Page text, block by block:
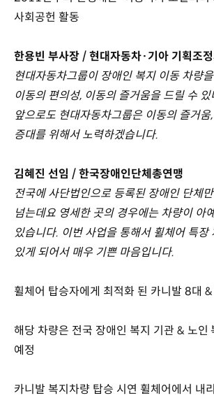
사회공헌 활동
한용빈 부사장 / 현대자동차·기아 기획조
현대자동차그룹이 장애인 복지 이동 차량
이동의 편의성, 이동의 즐거움을 드릴 수
앞으로도 현대자동차그룹은 이동의 즐거
증대를 위해서 노력하겠습니다.
김혜진 선임 / 한국장애인단체총연맹
전국에 사단법인으로 등록된 장애인 단체
넘는데요 영세한 곳의 경우에는 차량이 아
있습니다. 이번 사업을 통해서 휠체어 특장
있게 되어서 매우 기쁜 마음입니다.
휠체어 탑승자에게 최적화 된 카니발 8대
해당 차량은 전국 장애인 복지 기관 & 노인
예정
카니발 복지차량 탑승 시연 휠체어에서 내